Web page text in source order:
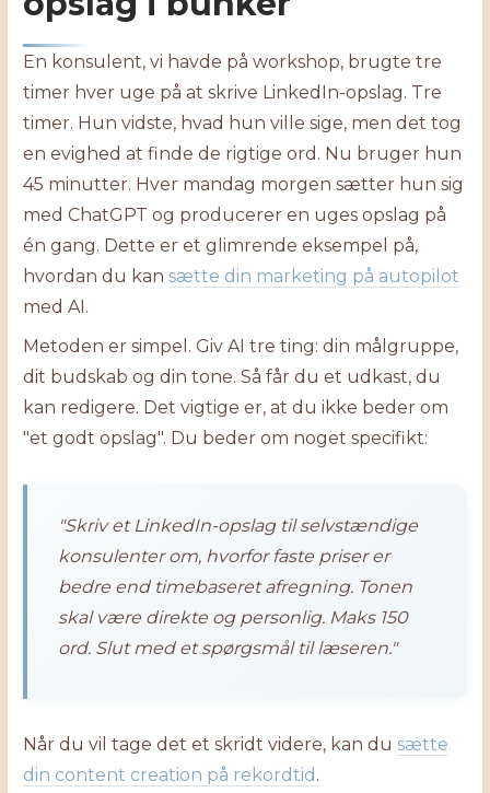
En konsulent, vi havde på workshop, brugte tre
timer hver uge på at skrive LinkedIn-opslag. Tre
timer. Hun vidste, hvad hun ville sige, men det tog
en evighed at finde de rigtige ord. Nu bruger hun
45 minutter. Hver mandag morgen sætter hun sig
med ChatGPT og producerer en uges opslag på
én gang. Dette er et glimrende eksempel på,
hvordan du kansætte din marketing på autopilot
med AI.
Metoden er simpel. Giv AI tre ting: din målgruppe,
dit budskab og din tone. Så får du et udkast, du
kan redigere. Det vigtige er, at du ikke beder om
"et godt opslag". Du beder om noget specifikt:
"Skriv et LinkedIn-opslag til selvstændige
konsulenter om, hvorfor faste priser er
bedre end timebaseret afregning. Tonen
skal være direkte og personlig. Maks 150
ord. Slut med et spørgsmål til læseren."
Når du vil tage det et skridt videre, kan dusætte
din content creation på rekordtid .